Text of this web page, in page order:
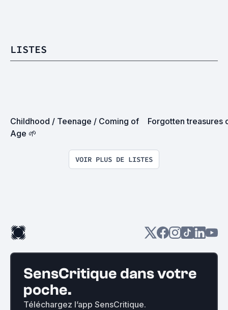
LISTES
Childhood / Teenage / Coming of
Age 🌱
Forgotten treasures
VOIR PLUS DE LISTES
SensCritique dans votre
poche.
Téléchargez l’app SensCritique.